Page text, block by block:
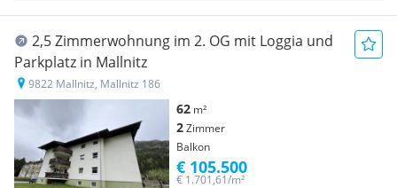
2,5 Zimmerwohnung im 2. OG mit Loggia und
Parkplatz in Mallnitz
9822 Mallnitz, Mallnitz 186
62 m²
2Zimmer
Balkon
€ 1.701,61/m²
€ 105.500